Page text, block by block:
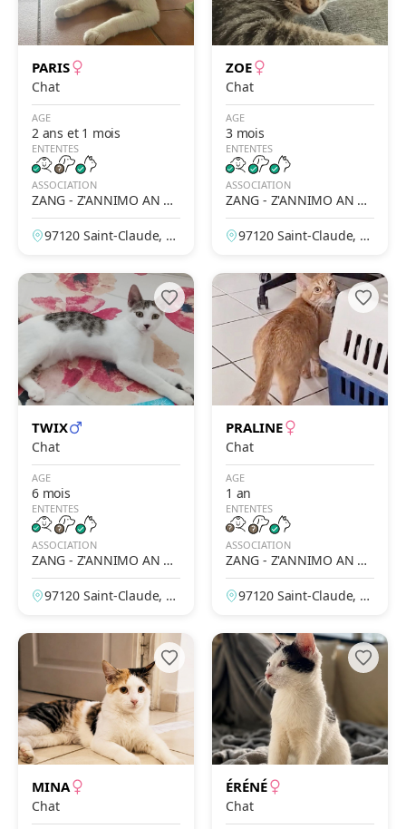
PARIS
Chat
AGE
2 ans et 1 mois
ENTENTES
ASSOCIATION
ZANG - Z'ANNIMO AN N
OU GWADLOUP'
97120 Saint-Claude, G
ZOE
Chat
AGE
3 mois
ENTENTES
ASSOCIATION
ZANG - Z'ANNIMO AN N
OU GWADLOUP'
97120 Saint-Claude, G
TWIX
Chat
AGE
6 mois
ENTENTES
ASSOCIATION
ZANG - Z'ANNIMO AN N
OU GWADLOUP'
97120 Saint-Claude, G
PRALINE
Chat
AGE
1 an
ENTENTES
ASSOCIATION
ZANG - Z'ANNIMO AN N
OU GWADLOUP'
97120 Saint-Claude, G
MINA
Chat
ÉRÉNÉ
Chat